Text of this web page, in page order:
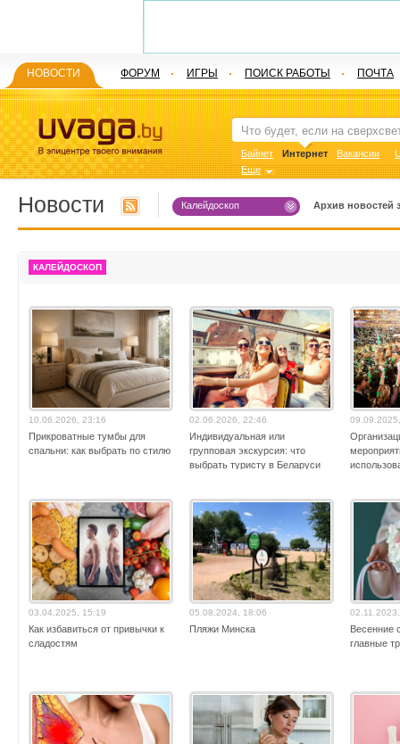
Новости Калейдоскоп Архив новостей
КАЛЕЙДОСКОП
10.06.2026, 23:16
Прикроватные тумбы для
спальни: как выбрать по стилю
02.06.2026, 22:46
Индивидуальная или
групповая экскурсия: что
выбрать туристу в Беларуси
03.04.2025, 15:19
Как избавиться от привычки к
сладостям
05.08.2024, 18:06
Пляжи Минска
Весенние
главные
Байнет Интернет Вакансии
Еще
НОВОСТИ ФОРУМ ИГРЫ ПОИСК РАБОТЫ ПОЧТА